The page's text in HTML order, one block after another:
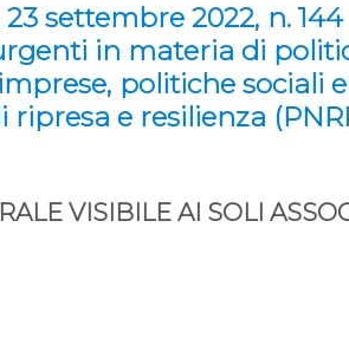
23 settembre 2022, n.
in materia di
politiche sociali
e resilienza
VISIBILE AI SOLI